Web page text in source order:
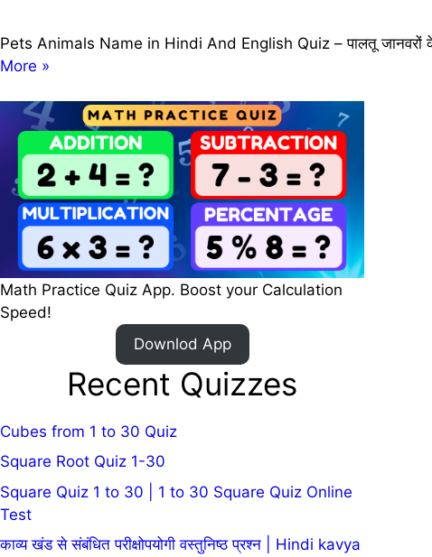
Pets Animals Name in Hindi And English Quiz – पालतू जानवरों के
More »
Name
in
Hindi
And
English
Quiz
|
30
पालतू जानवरों के नाम हिंदी और इंग्लिश में
Math Practice Quiz App. Boost your Calculation
Speed!
Downlod App
Recent Quizzes
Cubes from 1 to 30 Quiz
Square Root Quiz 1-30
Square Quiz 1 to 30 | 1 to 30 Square Quiz Online
Test
काव्य खंड से संबंधित परीक्षोपयोगी वस्तुनिष्ठ प्रश्न | Hindi kavya